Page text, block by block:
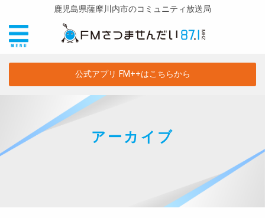
鹿児島県薩摩川内市のコミュニティ放送局
公式アプリ FM++はこちらから
アーカイブ